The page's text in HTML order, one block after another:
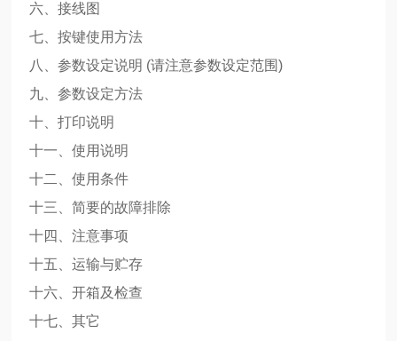
六、接线图
七、按键使用方法
八、参数设定说明 (请注意参数设定范围)
九、参数设定方法
十、打印说明
十一、使用说明
十二、使用条件
十三、简要的故障排除
十四、注意事项
十五、运输与贮存
十六、开箱及检查
十七、其它